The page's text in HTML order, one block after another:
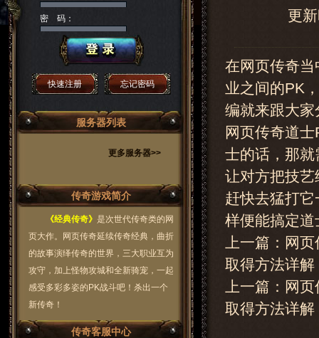
更
在网页传奇
业之间的PK
编就来跟大
网页传奇道
士的话，那
让对方把技
赶快去猛打
样便能搞定道
上一篇：网
取得方法详解
上一篇： 网
取得方法详解
密 码：
快速注册 忘记密码
服务器列表
更多服务器>>
传奇游戏简介
《经典传奇》 是次世代传奇类的网
页大作。网页传奇延续传奇经典，曲折
的故事演绎传奇的世界，三大职业互为
攻守，加上怪物攻城和全新骑宠，一起
感受多彩多姿的PK战斗吧！杀出一个
新传奇！
传奇客服中心